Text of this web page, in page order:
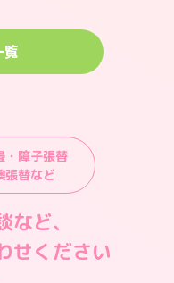
覧
・障子張替
張替など
ど、
せください